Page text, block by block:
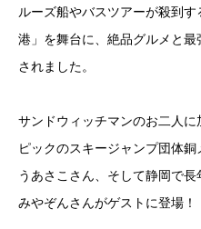
ルーズ船やバスツアーが殺到
港」を舞台に、絶品グルメと
されました。
サンドウィッチマンのお二人
ピックのスキージャンプ団体
うあさこさん、そして静岡で
みやぞんさんがゲストに登場！